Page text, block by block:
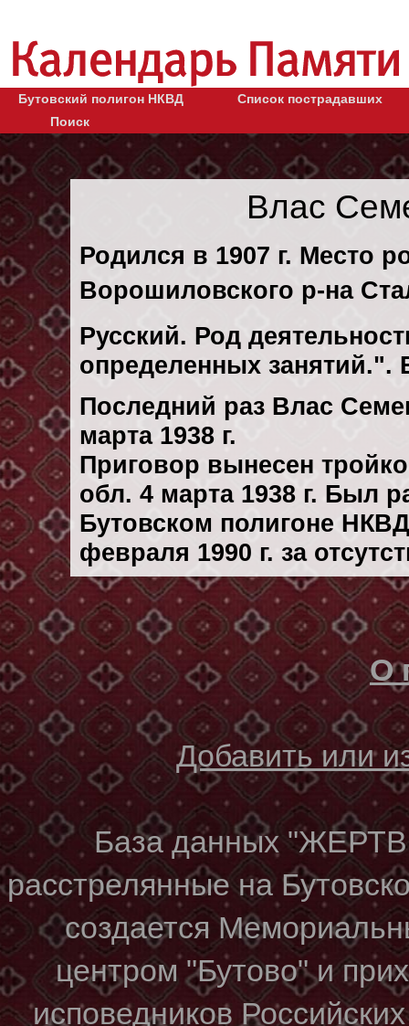
Бутовский полигон НКВД
Список пострадавших
Поиск
Влас
Родился в 1907 г. Место
Ворошиловского р-на
Русский. Род
определенных
Последний раз Влас
марта 1938 г.
Приговор вынесен
обл. 4 марта 1938 г. Был
Бутовском полигоне
февраля 1990 г. за
О
Добавить или
База данных
расстрелянные на
создается
центром "Бутово" и
исповедников